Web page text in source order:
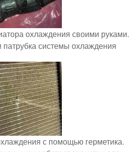
охлаждения своими руками.
системы охлаждения
с помощью герметика.